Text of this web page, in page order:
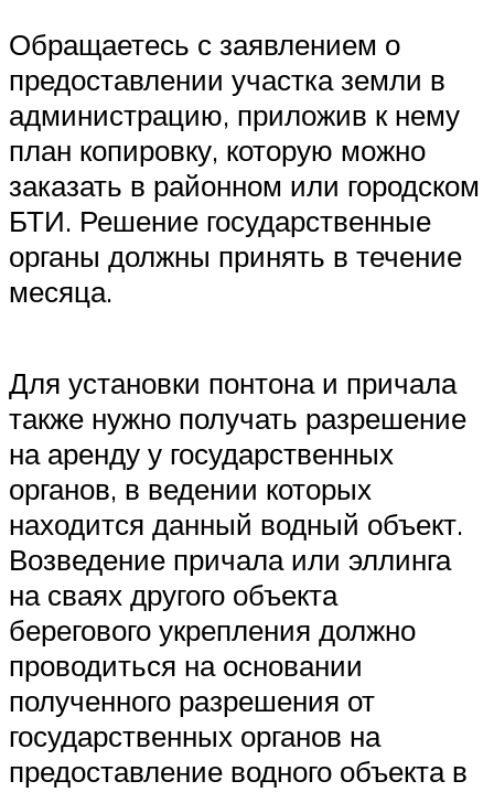
Обращаетесь с заявлением о
предоставлении участка земли в
администрацию, приложив к нему
план копировку, которую можно
заказать в районном или городском
БТИ. Решение государственные
органы должны принять в течение
месяца.
Для установки понтона и причала
также нужно получать разрешение
на аренду у государственных
органов, в ведении которых
находится данный водный объект.
Возведение причала или эллинга
на сваях другого объекта
берегового укрепления должно
проводиться на основании
полученного разрешения от
государственных органов на
предоставление водного объекта в